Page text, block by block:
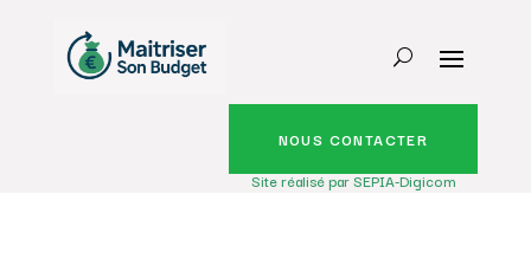
NOUS CONTACTER
Site réalisé par SEPIA-Digicom